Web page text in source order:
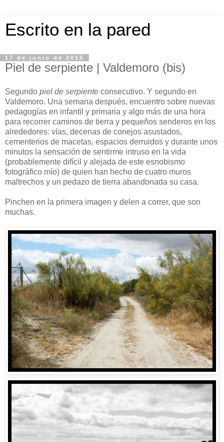
Escrito en la pared
17 de junio de 2015
Piel de serpiente | Valdemoro (bis)
Segundo piel de serpiente consecutivo. Y segundo en
Valdemoro. Una semana después, encuentro sobre nuevas
pedagogías en infantil y primaria y algo más de una hora
para recorrer caminos de tierra y pequeños senderos en los
alrededores: vías, decenas de conejos asustados,
cementerios de macetas, espacios derruidos y durante unos
minutos la sensación de sentirme intruso en la vida
(probablemente difícil y alejada de este esnobismo
fotográfico mío) de quien han hecho de cuatro muros
maltrechos y un pedazo de tierra abandonada su casa.
Pinchen en la primera imagen y delen a correr, que son
muchas.